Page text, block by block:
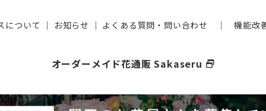
について ｜ お知らせ ｜ よくある質問・問い合わせ ｜機能改
オーダーメイド花通販 Sakaseru select_window